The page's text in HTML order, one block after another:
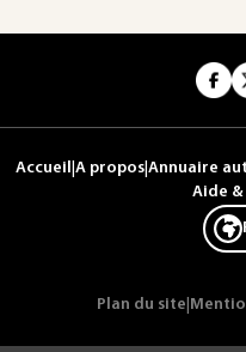
Accueil A propos Annuaire
Aide &
Plan du site